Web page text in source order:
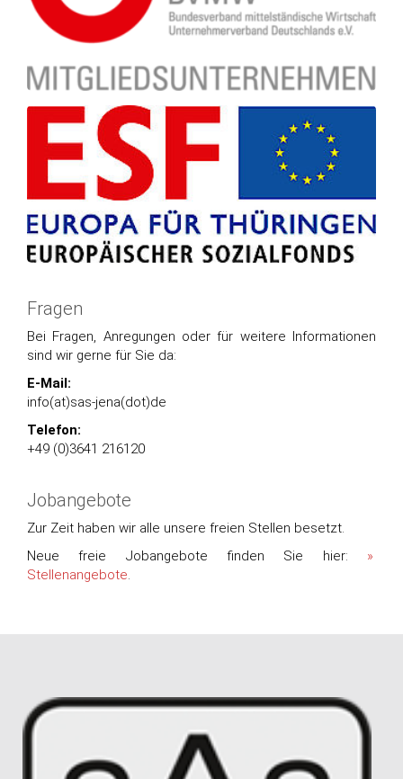
Fragen
Bei Fragen, Anregungen oder für weitere Informationen
sind wir gerne für Sie da:
E-Mail:
info(at)sas-jena(dot)de
Telefon:
+49 (0)3641 216120
Jobangebote
Zur Zeit haben wir alle unsere freien Stellen besetzt.
Neue freie Jobangebote finden Sie hier:
Stellenangebote.